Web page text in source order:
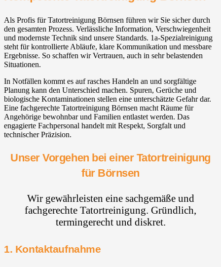
Als Profis für Tatortreinigung Börnsen führen wir Sie sicher durch
den gesamten Prozess. Verlässliche Information, Verschwiegenheit
und modernste Technik sind unsere Standards. 1a-Spezialreinigung
steht für kontrollierte Abläufe, klare Kommunikation und messbare
Ergebnisse. So schaffen wir Vertrauen, auch in sehr belastenden
Situationen.
In Notfällen kommt es auf rasches Handeln an und sorgfältige
Planung kann den Unterschied machen. Spuren, Gerüche und
biologische Kontaminationen stellen eine unterschätzte Gefahr dar.
Eine fachgerechte Tatortreinigung Börnsen macht Räume für
Angehörige bewohnbar und Familien entlastet werden. Das
engagierte Fachpersonal handelt mit Respekt, Sorgfalt und
technischer Präzision.
Unser Vorgehen bei einer Tatortreinigung
für Börnsen
Wir gewährleisten eine sachgemäße und
fachgerechte Tatortreinigung. Gründlich,
termingerecht und diskret.
1. Kontaktaufnahme